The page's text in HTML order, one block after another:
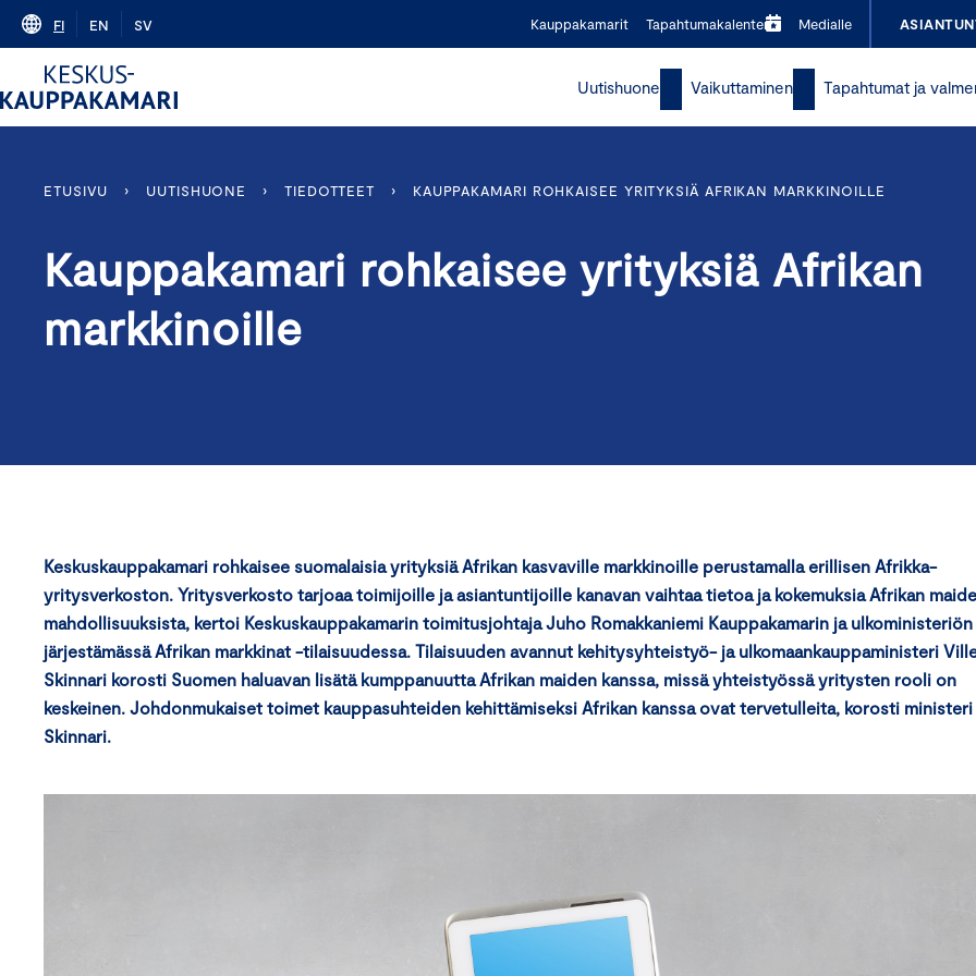
Skip
content
FI EN SV Kauppakamarit Tapahtumakalenteri Medialle
Uutishuone Vaikuttaminen Tapahtumat ja
ETUSIVU › UUTISHUONE › TIEDOTTEET › KAUPPAKAMARI ROHKAISEE YRITYKSIÄ AFRIKAN MARKKINOILLE
Kauppakamari rohkaisee yrityksiä Afrikan
markkinoille
Keskuskauppakamari rohkaisee suomalaisia yrityksiä Afrikan kasvaville markkinoille perustamalla erillisen Afrikka-
yritysverkoston. Yritysverkosto tarjoaa toimijoille ja asiantuntijoille kanavan vaihtaa tietoa ja kokemuksia Afrikan
mahdollisuuksista, kertoi Keskuskauppakamarin toimitusjohtaja Juho Romakkaniemi Kauppakamarin ja ulkoministeriön
järjestämässä Afrikan markkinat -tilaisuudessa. Tilaisuuden avannut kehitysyhteistyö- ja ulkomaankauppaministeri
Skinnari korosti Suomen haluavan lisätä kumppanuutta Afrikan maiden kanssa, missä yhteistyössä yritysten rooli on
keskeinen. Johdonmukaiset toimet kauppasuhteiden kehittämiseksi Afrikan kanssa ovat tervetulleita, korosti ministeri
Skinnari.